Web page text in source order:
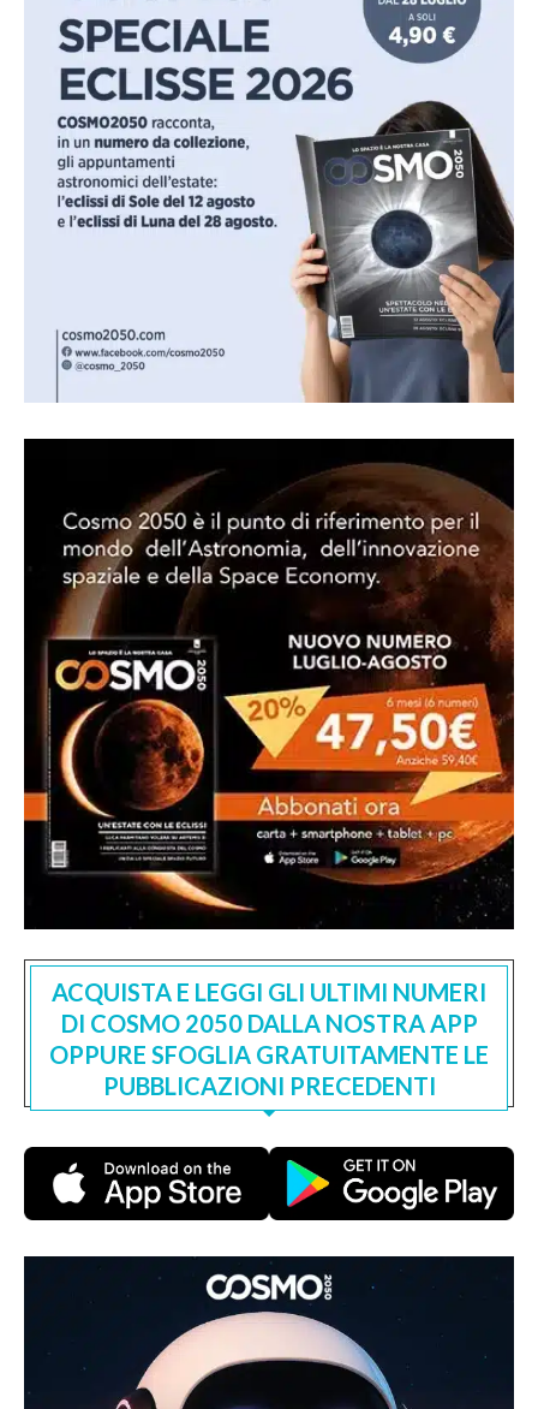
ACQUISTA E LEGGI GLI ULTIMI NUMERI
DI COSMO 2050 DALLA NOSTRA APP
OPPURE SFOGLIA GRATUITAMENTE LE
PUBBLICAZIONI PRECEDENTI